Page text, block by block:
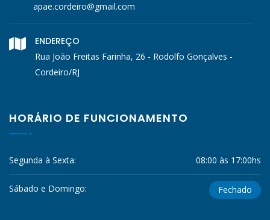
apae.cordeiro@gmail.com
ENDEREÇO
Rua João Freitas Farinha, 26 - Rodolfo Gonçalves -
Cordeiro/RJ
HORÁRIO DE FUNCIONAMENTO
Segunda à Sexta: 08:00 às 17:00hs
Sábado e Domingo: Fechado